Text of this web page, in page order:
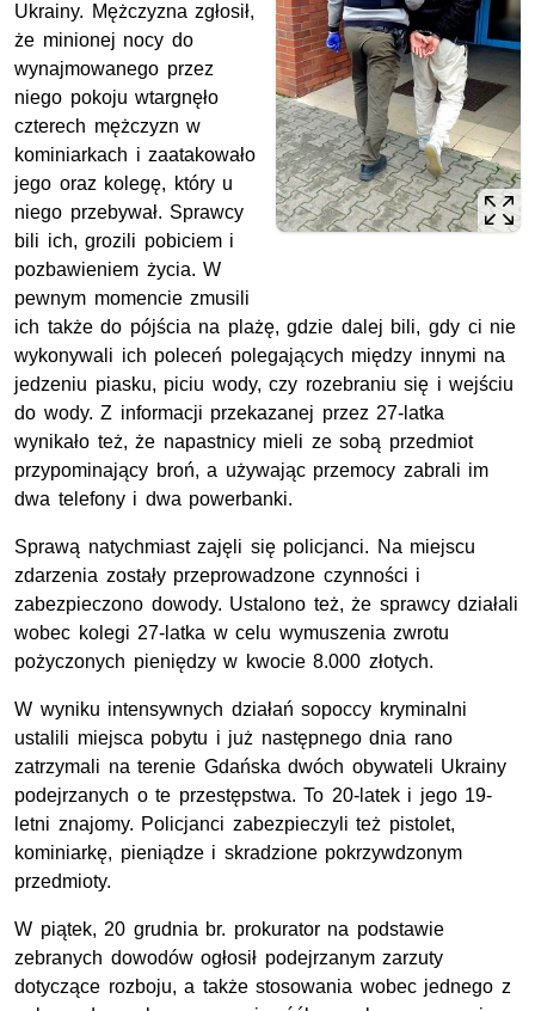
Ukrainy. Mężczyzna zgłosił,
że minionej nocy do
wynajmowanego przez
niego pokoju wtargnęło
czterech mężczyzn w
kominiarkach i zaatakowało
jego oraz kolegę, który u
niego przebywał. Sprawcy
bili ich, grozili pobiciem i
pozbawieniem życia. W
pewnym momencie zmusili
ich także do pójścia na plażę, gdzie dalej bili, gdy ci nie
wykonywali ich poleceń polegających między innymi na
jedzeniu piasku, piciu wody, czy rozebraniu się i wejściu
do wody. Z informacji przekazanej przez 27-latka
wynikało też, że napastnicy mieli ze sobą przedmiot
przypominający broń, a używając przemocy zabrali im
dwa telefony i dwa powerbanki.
Sprawą natychmiast zajęli się policjanci. Na miejscu
zdarzenia zostały przeprowadzone czynności i
zabezpieczono dowody. Ustalono też, że sprawcy działali
wobec kolegi 27-latka w celu wymuszenia zwrotu
pożyczonych pieniędzy w kwocie 8.000 złotych.
W wyniku intensywnych działań sopoccy kryminalni
ustalili miejsca pobytu i już następnego dnia rano
zatrzymali na terenie Gdańska dwóch obywateli Ukrainy
podejrzanych o te przestępstwa. To 20-latek i jego 19-
letni znajomy. Policjanci zabezpieczyli też pistolet,
kominiarkę, pieniądze i skradzione pokrzywdzonym
przedmioty.
W piątek, 20 grudnia br. prokurator na podstawie
zebranych dowodów ogłosił podejrzanym zarzuty
dotyczące rozboju, a także stosowania wobec jednego z